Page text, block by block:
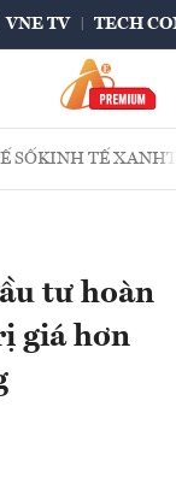
VNE TV TECH
SỐKINH TẾ XANH
tư hoàn
giá hơn